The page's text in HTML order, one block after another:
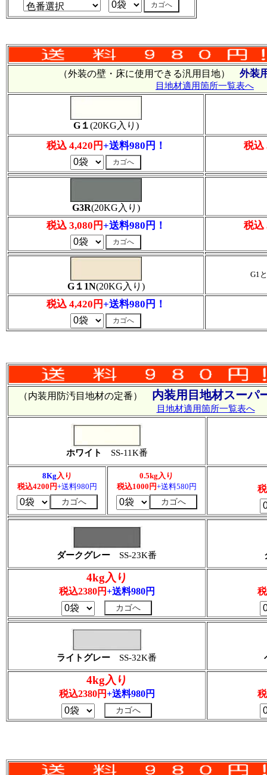
（内装用防汚目地材の定番） 内装用目地材スーパ
目地材適用箇所一覧表へ
ホワイト SS-11K番
8Kg入り
税込4200円+送料980円
0.5kg入り
税込1000円+送料580円
ダークグレー SS-23K番
4kg入り
税込2380円+送料980円
ライトグレー SS-32K番
4kg入り
税込2380円+送料980円
（外装の壁・床に使用できる汎用目地） 外装
目地材適用箇所一覧表へ
G１(20KG入り)
税込 4,420円+送料980円！ 税込
G3R(20KG入り)
税込 3,080円+送料980円！ 税込
G１1N(20KG入り)
G1
税込 4,420円+送料980円！